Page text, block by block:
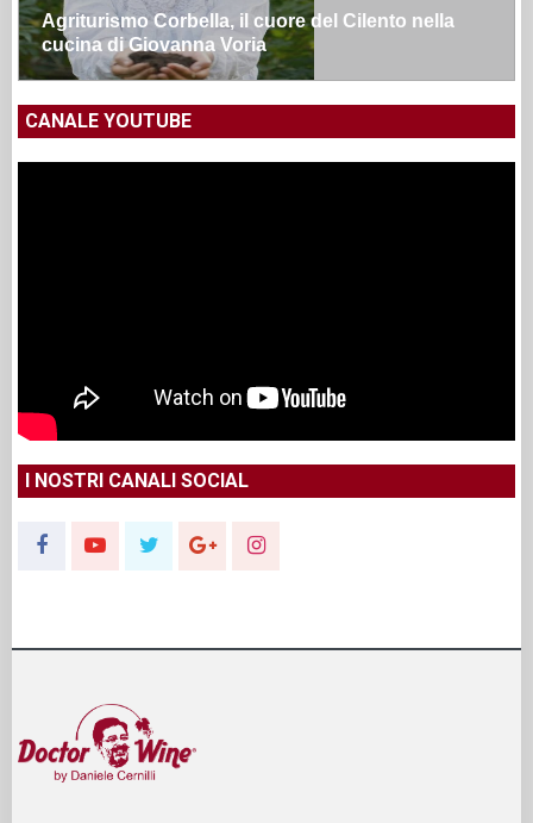
Agriturismo Corbella, il cuore del Cilento nella
cucina di Giovanna Voria
CANALE YOUTUBE
I NOSTRI CANALI SOCIAL